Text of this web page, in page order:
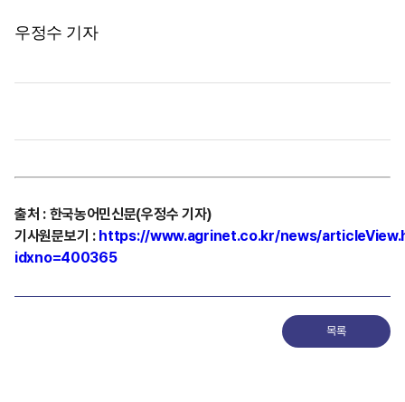
우정수 기자
출처 : 한국농어민신문(우정수 기자)
기사원문보기 : https://www.agrinet.co.kr/news/
idxno=400365
목록